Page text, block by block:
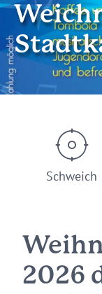
Schweich
2026